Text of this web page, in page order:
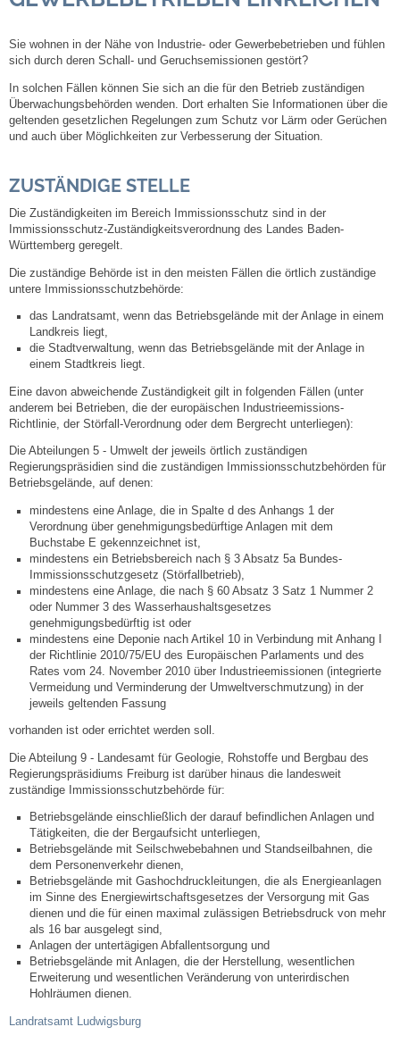
Ortsrecht
Trinkwasser - Härtebereich
Notdienste
Fahrplanauskünfte
Ortsplan
Bildergalerie
Rund um den Wein
Schlepper / Traktor
Rathaus
Aktuelles
Gemeindeverwaltung
Stellenangebote
Ortsrecht
Schadensmeldungen
Bürgerservice
Sie wohnen in der Nähe von Industrie- oder Gewerbebetrieben und fühlen
sich durch deren Schall- und Geruchsemissionen gestört?
In solchen Fällen können Sie sich an die für den Betrieb zuständigen
Überwachungsbehörden wenden. Dort erhalten Sie Informationen über die
geltenden gesetzlichen Regelungen zum Schutz vor Lärm oder Gerüchen
und auch über Möglichkeiten zur Verbesserung der Situation.
ZUSTÄNDIGE STELLE
Die Zuständigkeiten im Bereich Immissionsschutz sind in der
Immissionsschutz-Zuständigkeitsverordnung des Landes Baden-
Württemberg geregelt.
Die zuständige Behörde ist in den meisten Fällen die örtlich zuständige
untere Immissionsschutzbehörde:
das Landratsamt, wenn das Betriebsgelände mit der Anlage in einem
Landkreis liegt,
die Stadtverwaltung, wenn das Betriebsgelände mit der Anlage in
einem Stadtkreis liegt.
Eine davon abweichende Zuständigkeit gilt in folgenden Fällen (unter
anderem bei Betrieben, die der europäischen Industrieemissions-
Richtlinie, der Störfall-Verordnung oder dem Bergrecht unterliegen):
Die Abteilungen 5 - Umwelt der jeweils örtlich zuständigen
Regierungspräsidien sind die zuständigen Immissionsschutzbehörden für
Betriebsgelände, auf denen:
mindestens eine Anlage, die in Spalte d des Anhangs 1 der
Verordnung über genehmigungsbedürftige Anlagen mit dem
Buchstabe E gekennzeichnet ist,
mindestens ein Betriebsbereich nach § 3 Absatz 5a Bundes-
Immissionsschutzgesetz (Störfallbetrieb),
mindestens eine Anlage, die nach § 60 Absatz 3 Satz 1 Nummer 2
oder Nummer 3 des Wasserhaushaltsgesetzes
genehmigungsbedürftig ist oder
mindestens eine Deponie nach Artikel 10 in Verbindung mit Anhang I
der Richtlinie 2010/75/EU des Europäischen Parlaments und des
Rates vom 24. November 2010 über Industrieemissionen (integrierte
Vermeidung und Verminderung der Umweltverschmutzung) in der
jeweils geltenden Fassung
vorhanden ist oder errichtet werden soll.
Die Abteilung 9 - Landesamt für Geologie, Rohstoffe und Bergbau des
Regierungspräsidiums Freiburg ist darüber hinaus die landesweit
zuständige Immissionsschutzbehörde für:
Betriebsgelände einschließlich der darauf befindlichen Anlagen und
Tätigkeiten, die der Bergaufsicht unterliegen,
Betriebsgelände mit Seilschwebebahnen und Standseilbahnen, die
dem Personenverkehr dienen,
Betriebsgelände mit Gashochdruckleitungen, die als Energieanlagen
im Sinne des Energiewirtschaftsgesetzes der Versorgung mit Gas
dienen und die für einen maximal zulässigen Betriebsdruck von mehr
als 16 bar ausgelegt sind,
Anlagen der untertägigen Abfallentsorgung und
Betriebsgelände mit Anlagen, die der Herstellung, wesentlichen
Erweiterung und wesentlichen Veränderung von unterirdischen
Hohlräumen dienen.
Landratsamt Ludwigsburg